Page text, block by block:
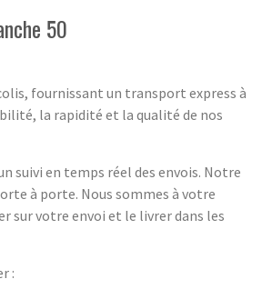
50
fournissant un transport express à
la rapidité et la qualité de nos
suivi en temps réel des envois. Notre
à porte. Nous sommes à votre
sur votre envoi et le livrer dans les
: